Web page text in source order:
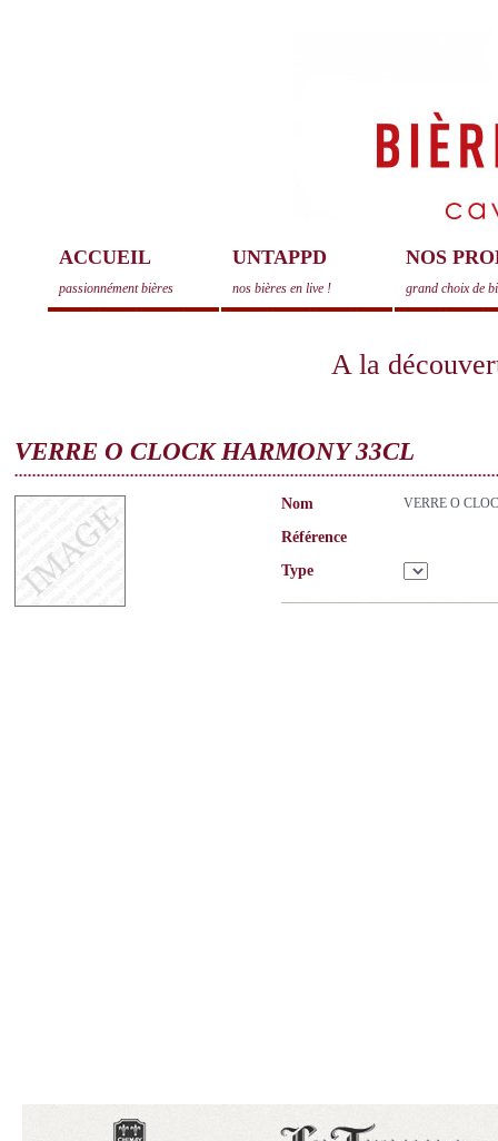
ACCUEIL
passionnément bières
UNTAPPD
nos bières en live !
NOS
grand choix de
A la
VERRE O CLOCK HARMONY 33CL
Nom VERRE O
Référence
Type